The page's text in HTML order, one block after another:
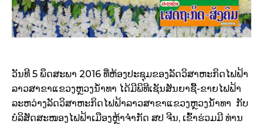
ວັນທີ 5 ພຶດສະພາ 2016 ທີ່ຫ້ອງປະຊຸມຂອງລັດວິສາຫະກິດໄຟຟ້າ
ລາວສາຂາແຂວງຫຼວງນ້ຳທາ ໄດ້ມີພິທີເຊັນສັນຍາຊື້-ຂາຍໄຟຟ້າ
ລະຫວ່າງລັດວິສາຫະກິດໄຟຟ້າລາວສາຂາແຂວງຫຼວງນ້ຳທາ ກັບ
ບໍລິສັດສະໜອງໄຟຟ້າເມືອງຫຼ້າຈຳກັດ ສປ ຈີນ, ເຂົ້າຮ່ວມມີ ທ່ານ